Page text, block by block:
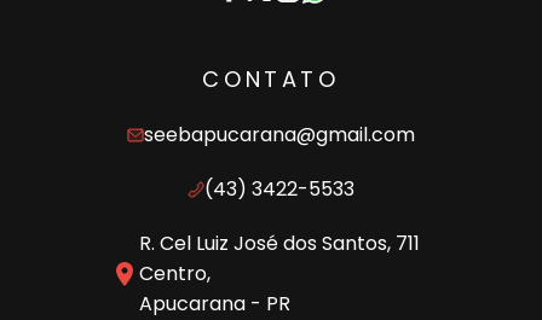
CONTATO
seebapucarana@gmail.com
(43) 3422-5533
R. Cel Luiz José dos Santos, 711
Centro,
Apucarana - PR